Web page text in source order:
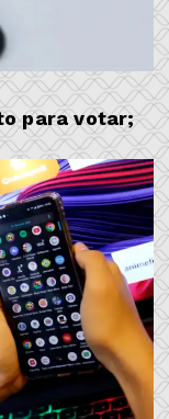
para votar;